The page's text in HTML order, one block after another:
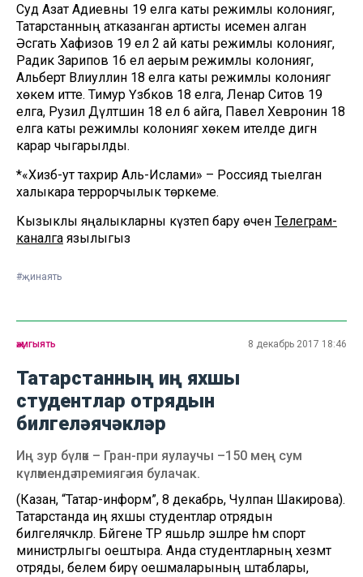
Суд Азат Адиевны 19 елга каты режимлы колониягә,
Татарстанның атказанган артисты исемен алган
Әсгать Хафизов 19 ел 2 ай каты режимлы колониягә,
Радик Зарипов 16 ел аерым режимлы колониягә,
Альберт Вәлиуллин 18 елга каты режимлы колониягә
хөкем итте. Тимур Үзбәков 18 елга, Ленар Сәитов 19
елга, Рузил Дәүләтшин 18 ел 6 айга, Павел Хевронин 18
елга каты режимлы колониягә хөкем ителде дигән
карар чыгарылды.
*«Хизб-ут тахрир Аль-Ислами» – Россиядә тыелган
халыкара террорчылык төркеме.
Кызыклы яңалыкларны күзәтеп бару өчен Телеграм-
каналга язылыгыз
#җинаять
җәмгыять 8 декабрь 2017 18:46
Татарстанның иң яхшы
студентлар отрядын
билгеләячәкләр
Иң зур бүләк – Гран-при яулаучы –150 мең сум
күләмендә премиягә ия булачак.
(Казан, “Татар-информ”, 8 декабрь, Чулпан Шакирова).
Татарстанда иң яхшы студентлар отрядын
билгеләячәкләр. Бәйгене ТР яшьләр эшләре һәм спорт
министрлыгы оештыра. Анда студентларның хезмәт
отряды, белем бирү оешмаларының штаблары,